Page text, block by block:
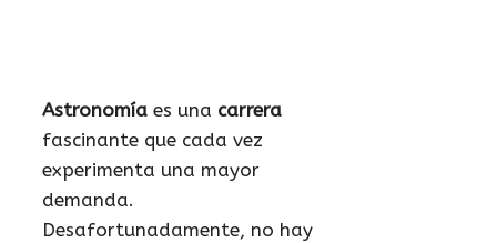
Astronomía es una carrera
fascinante que cada vez
experimenta una mayor
demanda.
Desafortunadamente, no hay